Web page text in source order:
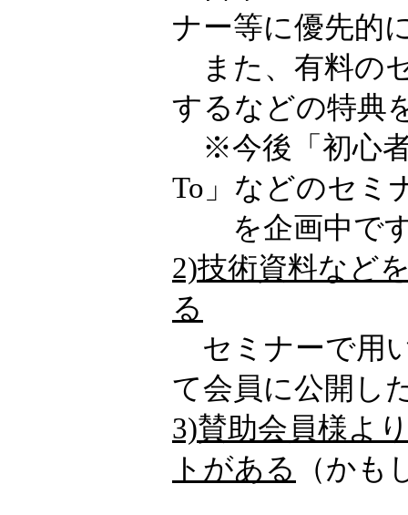
ナー等に優先的
また、有料の
するなどの特典
※今後「初心者
To」などのセミ
を企画中で
2)技術資料など
る
セミナーで用
て会員に公開し
3)賛助会員様よ
トがある
（かも